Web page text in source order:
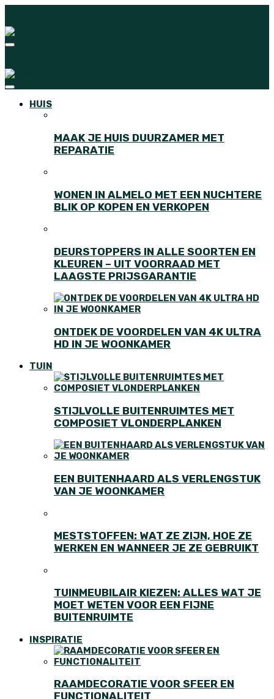
HUIS
MAAK JE HUIS DUURZAMER MET
REPARATIE
WONEN IN ALMELO MET EEN NUCHTERE
BLIK OP KOPEN EN VERKOPEN
DEURSTOPPERS IN ALLE SOORTEN EN
KLEUREN – UIT VOORRAAD MET
LAAGSTE PRIJSGARANTIE
ONTDEK DE VOORDELEN VAN 4K ULTRA
HD IN JE WOONKAMER
TUIN
STIJLVOLLE BUITENRUIMTES MET
COMPOSIET VLONDERPLANKEN
EEN BUITENHAARD ALS VERLENGSTUK
VAN JE WOONKAMER
MESTSTOFFEN: WAT ZE ZIJN, HOE ZE
WERKEN EN WANNEER JE ZE GEBRUIKT
TUINMEUBILAIR KIEZEN: ALLES WAT JE
MOET WETEN VOOR EEN FIJNE
BUITENRUIMTE
INSPIRATIE
RAAMDECORATIE VOOR SFEER EN
FUNCTIONALITEIT